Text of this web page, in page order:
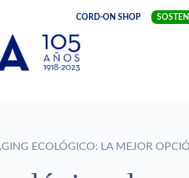
CORD-ON SHOP
ECOLÓGICO: LA MEJOR